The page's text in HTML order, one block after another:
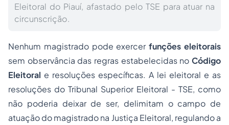
Eleitoral do Piauí, afastado pelo TSE para atuar na
circunscrição.
Nenhum magistrado pode exercerfunções eleitorais
sem observância das regras estabelecidas no Código
Eleitoral e resoluções específicas. A lei eleitoral e as
resoluções do Tribunal Superior Eleitoral - TSE, como
não poderia deixar de ser, delimitam o campo de
atuação do magistrado na Justiça Eleitoral, regulando a